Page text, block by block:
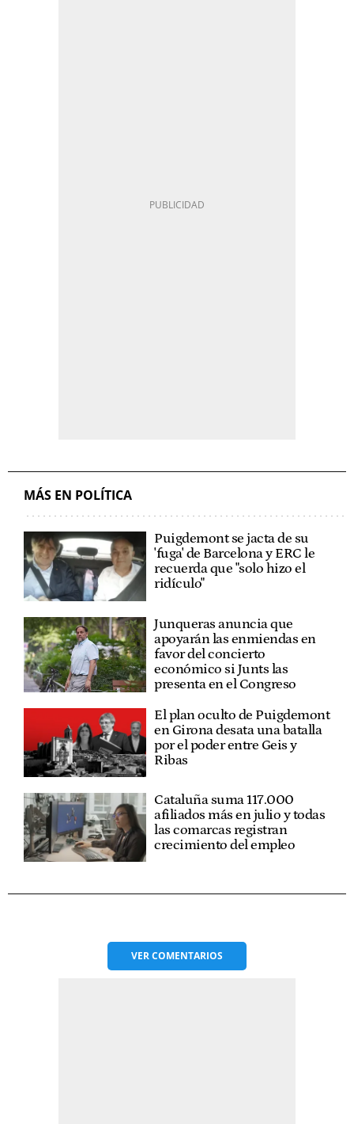
MÁS EN POLÍTICA
Puigdemont se jacta de su
'fuga' de Barcelona y ERC le
recuerda que "solo hizo el
ridículo"
Junqueras anuncia que
apoyarán las enmiendas en
favor del concierto
económico si Junts las
presenta en el Congreso
El plan oculto de Puigdemont
en Girona desata una batalla
por el poder entre Geis y
Ribas
Cataluña suma 117.000
afiliados más en julio y todas
las comarcas registran
crecimiento del empleo
VERCOMENTARIOS